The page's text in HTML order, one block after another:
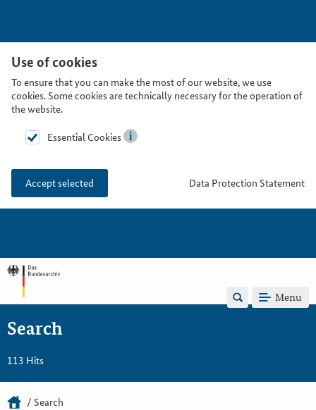
Use of cookies
To ensure that you can make the most of our website, we use
cookies. Some cookies are technically necessary for the operation of
the website.
Essential Cookies
Accept selected Data Protection Statement
Menu
Search
113 Hits
Search